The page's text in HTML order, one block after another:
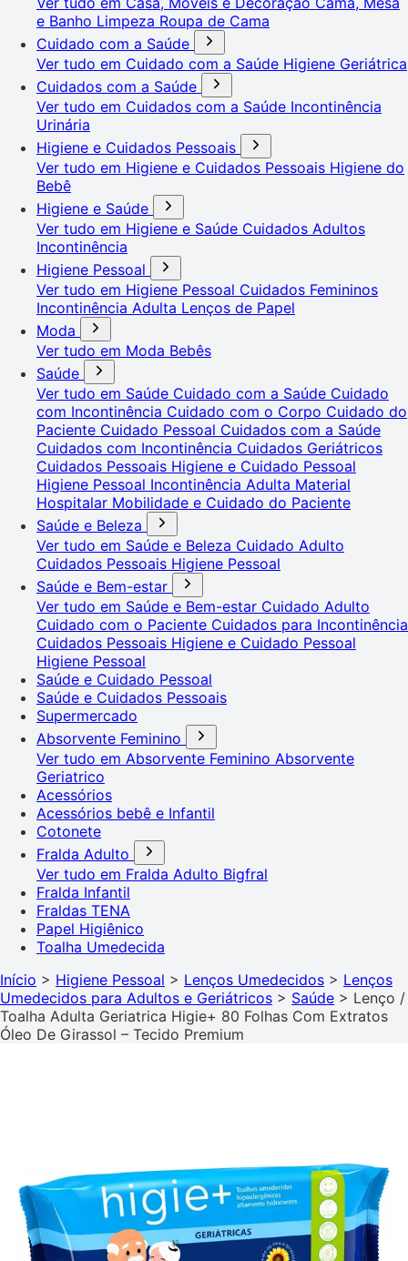
e Banho Limpeza Roupa de Cama
Cuidado com a Saúde
Ver tudo em Cuidado com a Saúde Higiene Geriátrica
Cuidados com a Saúde
Ver tudo em Cuidados com a Saúde Incontinência
Urinária
Higiene e Cuidados Pessoais
Ver tudo em Higiene e Cuidados Pessoais Higiene do
Bebê
Higiene e Saúde
Ver tudo em Higiene e Saúde Cuidados Adultos
Incontinência
Higiene Pessoal
Ver tudo em Higiene Pessoal Cuidados Femininos
Incontinência Adulta Lenços de Papel
Moda
Ver tudo em Moda Bebês
Saúde
Ver tudo em Saúde Cuidado com a Saúde Cuidado
com Incontinência Cuidado com o Corpo Cuidado do
Paciente Cuidado Pessoal Cuidados com a Saúde
Cuidados com Incontinência Cuidados Geriátricos
Cuidados Pessoais Higiene e Cuidado Pessoal
Higiene Pessoal Incontinência Adulta Material
Hospitalar Mobilidade e Cuidado do Paciente
Saúde e Beleza
Ver tudo em Saúde e Beleza Cuidado Adulto
Cuidados Pessoais Higiene Pessoal
Saúde e Bem-estar
Ver tudo em Saúde e Bem-estar Cuidado Adulto
Cuidado com o Paciente Cuidados para Incontinência
Cuidados Pessoais Higiene e Cuidado Pessoal
Higiene Pessoal
Saúde e Cuidado Pessoal
Saúde e Cuidados Pessoais
Supermercado
Absorvente Feminino
Ver tudo em Absorvente Feminino Absorvente
Geriatrico
Acessórios
Acessórios bebê e Infantil
Cotonete
Fralda Adulto
Ver tudo em Fralda Adulto Bigfral
Fralda Infantil
Fraldas TENA
Papel Higiênico
Toalha Umedecida
Início > Higiene Pessoal > Lenços Umedecidos > Lenços
Umedecidos para Adultos e Geriátricos > Saúde > Lenço /
Toalha Adulta Geriatrica Higie+ 80 Folhas Com Extratos
Óleo De Girassol – Tecido Premium